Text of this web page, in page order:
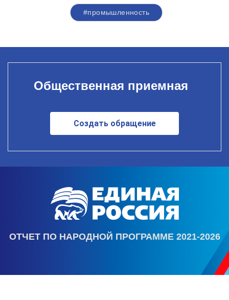
#промышленность
Общественная приемная
Создать обращение
ОТЧЕТ ПО НАРОДНОЙ ПРОГРАММЕ 2021-2026